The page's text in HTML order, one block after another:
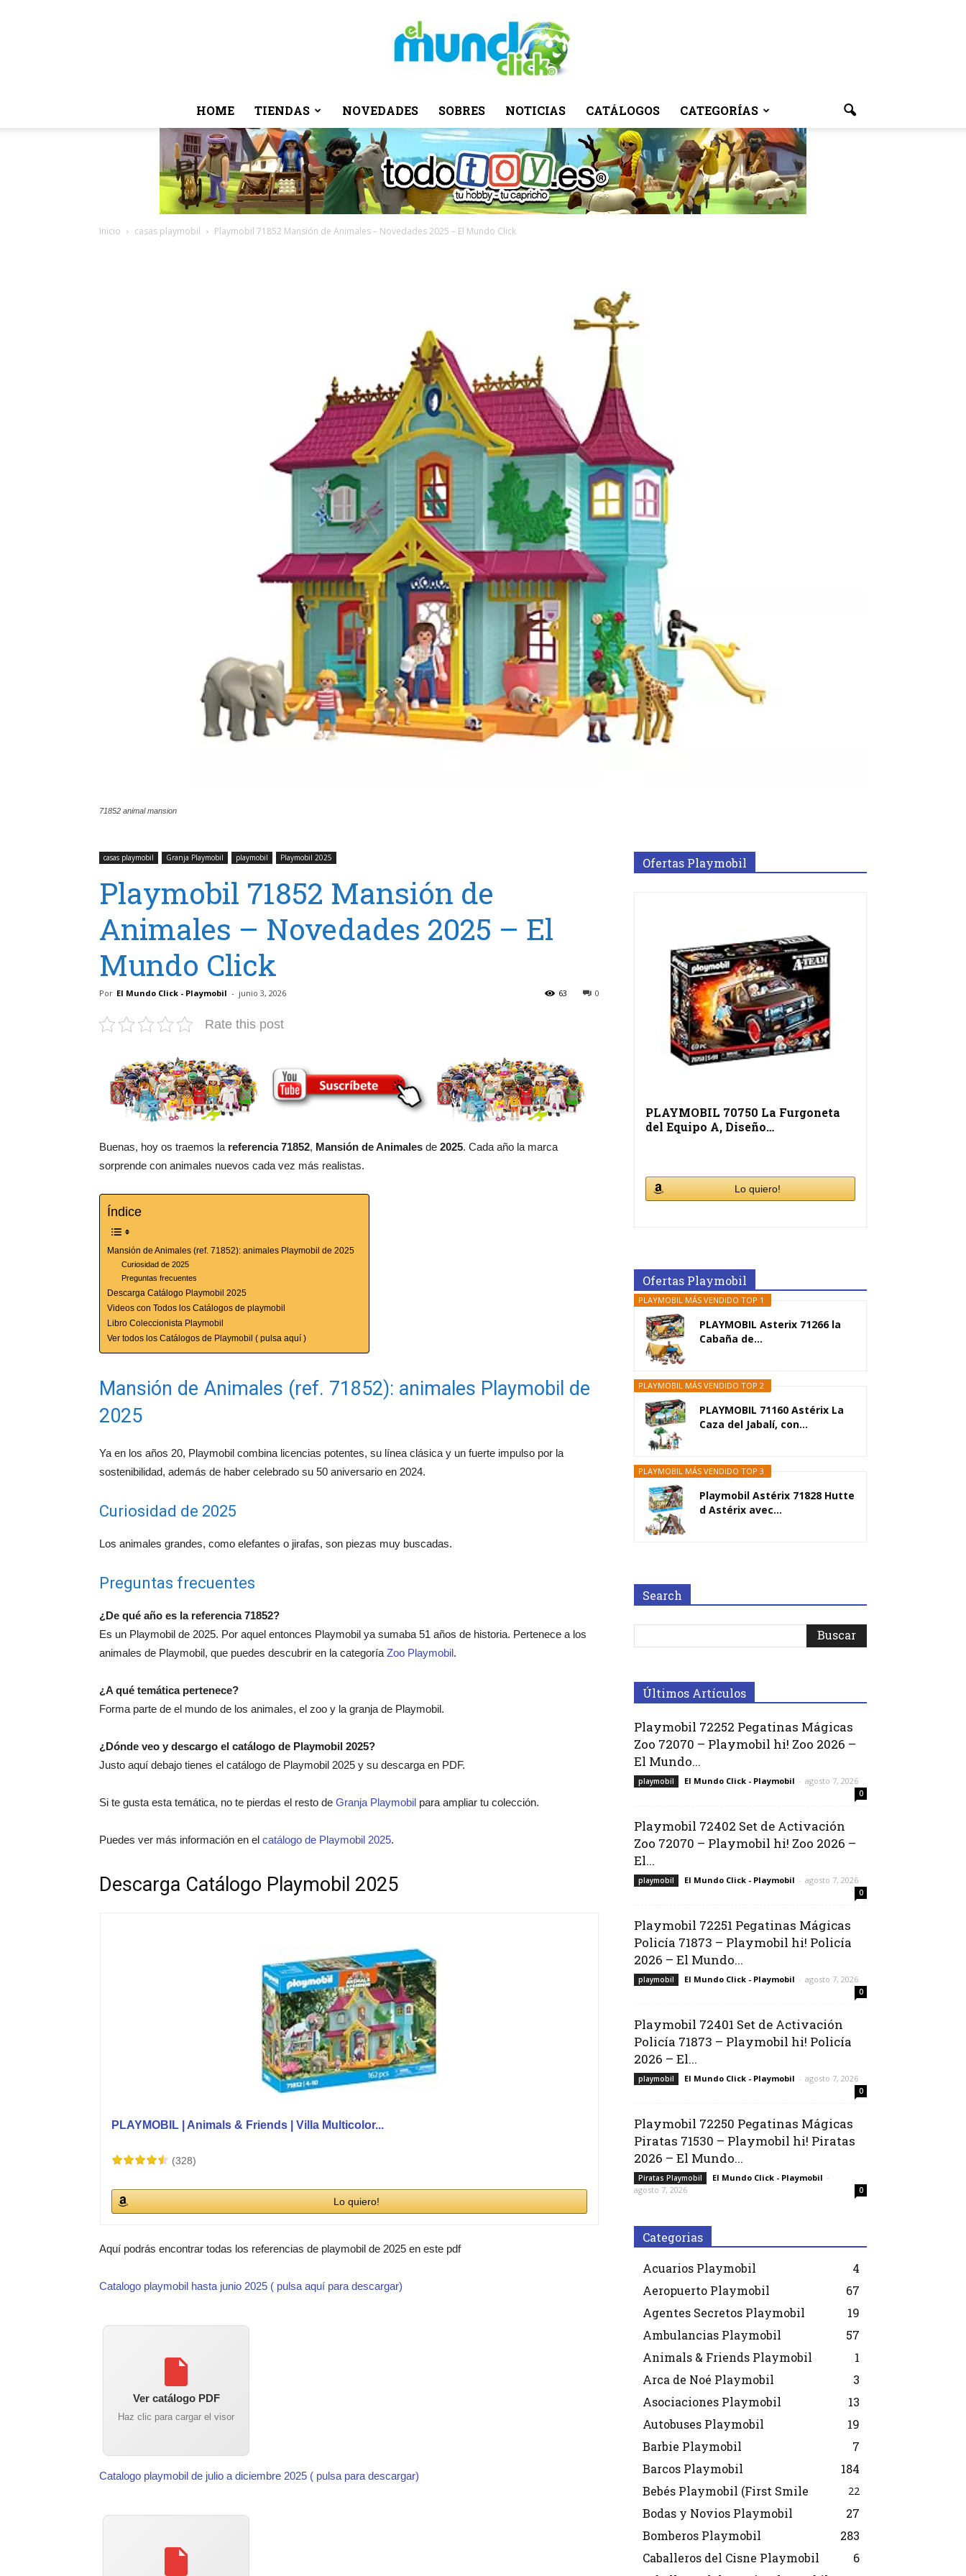
El
HOME TIENDAS NOVEDADES SOBRES NOTICIAS CATÁLOGOS CATEGORÍAS
Inicio casas playmobil Playmobil 71852 Mansión de Animales – Novedades 2025 – El Mundo Click
71852 animal mansion
casas playmobil Granja Playmobil playmobil Playmobil 2025
Playmobil 71852 Mansión de
Animales – Novedades 2025 – El
Mundo Click
Por El Mundo Click - Playmobil - junio 3, 2026 0
63
Rate this post
Buenas, hoy os traemos la referencia 71852, Mansión de Animales de 2025. Cada año la marca
sorprende con animales nuevos cada vez más realistas.
Índice
Mansión de Animales (ref. 71852): animales Playmobil de 2025
Curiosidad de 2025
Preguntas frecuentes
Descarga Catálogo Playmobil 2025
Videos con Todos los Catálogos de playmobil
Libro Coleccionista Playmobil
Ver todos los Catálogos de Playmobil ( pulsa aquí )
Mansión de Animales (ref. 71852): animales Playmobil de
2025
Ya en los años 20, Playmobil combina licencias potentes, su línea clásica y un fuerte impulso por la
sostenibilidad, además de haber celebrado su 50 aniversario en 2024.
Curiosidad de 2025
Los animales grandes, como elefantes o jirafas, son piezas muy buscadas.
Preguntas frecuentes
¿De qué año es la referencia 71852?
Es un Playmobil de 2025. Por aquel entonces Playmobil ya sumaba 51 años de historia. Pertenece a los
animales de Playmobil, que puedes descubrir en la categoría Zoo Playmobil.
¿A qué temática pertenece?
Forma parte de el mundo de los animales, el zoo y la granja de Playmobil.
¿Dónde veo y descargo el catálogo de Playmobil 2025?
Justo aquí debajo tienes el catálogo de Playmobil 2025 y su descarga en PDF.
Si te gusta esta temática, no te pierdas el resto de Granja Playmobil para ampliar tu colección.
Puedes ver más información en el catálogo de Playmobil 2025.
Descarga Catálogo Playmobil 2025
PLAYMOBIL | Animals & Friends | Villa Multicolor...
(328)
Lo quiero!
Aquí podrás encontrar todas los referencias de playmobil de 2025 en este pdf
Catalogo playmobil hasta junio 2025 ( pulsa aquí para descargar)
Ver catálogo PDF
Haz clic para cargar el visor
Catalogo playmobil de julio a diciembre 2025 ( pulsa para descargar)
Ofertas Playmobil
PLAYMOBIL 70750 La Furgoneta
del Equipo A, Diseño…
Lo quiero!
Ofertas Playmobil
PLAYMOBIL MÁS VENDIDO TOP 1
PLAYMOBIL Asterix 71266 la
Cabaña de...
PLAYMOBIL MÁS VENDIDO TOP 2
PLAYMOBIL 71160 Astérix La
Caza del Jabalí, con...
PLAYMOBIL MÁS VENDIDO TOP 3
Playmobil Astérix 71828 Hutte
d Astérix avec...
Search
Últimos Artículos
Playmobil 72252 Pegatinas Mágicas
Zoo 72070 – Playmobil hi! Zoo 2026 –
El Mundo...
playmobil El Mundo Click - Playmobil - agosto 7, 2026
0
Playmobil 72402 Set de Activación
Zoo 72070 – Playmobil hi! Zoo 2026 –
El...
playmobil El Mundo Click - Playmobil - agosto 7, 2026
0
Playmobil 72251 Pegatinas Mágicas
Policía 71873 – Playmobil hi! Policía
2026 – El Mundo...
playmobil El Mundo Click - Playmobil - agosto 7, 2026
0
Playmobil 72401 Set de Activación
Policía 71873 – Playmobil hi! Policía
2026 – El...
playmobil El Mundo Click - Playmobil - agosto 7, 2026
0
Playmobil 72250 Pegatinas Mágicas
Piratas 71530 – Playmobil hi! Piratas
2026 – El Mundo...
Piratas Playmobil El Mundo Click - Playmobil -
agosto 7, 2026
0
Categorias
Acuarios Playmobil
4
Aeropuerto Playmobil
67
Agentes Secretos Playmobil
19
Ambulancias Playmobil
57
Animals & Friends Playmobil
1
Arca de Noé Playmobil
3
Asociaciones Playmobil
13
Autobuses Playmobil
19
Barbie Playmobil
7
Barcos Playmobil
184
Bebés Playmobil (First Smile
22
Bodas y Novios Playmobil
27
Bomberos Playmobil
283
Caballeros del Cisne Playmobil
6